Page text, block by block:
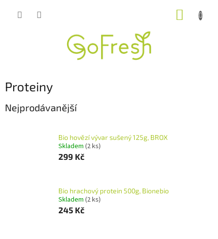
Proteiny
Nejprodávanější
Bio hovězí vývar sušený 125g, BROX
Skladem (2 ks)
299 Kč
Bio hrachový protein 500g, Bionebio
Skladem (2 ks)
245 Kč